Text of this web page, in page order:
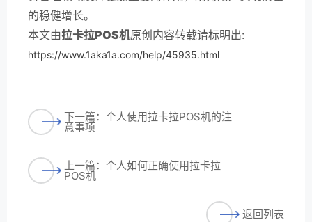
的稳健增长。
本文由拉卡拉POS机原创内容转载请标明出:
https://www.1aka1a.com/help/45935.html
下一篇：个人使用拉卡拉POS机的注
意事项
上一篇：个人如何正确使用拉卡拉
POS机
返回列表